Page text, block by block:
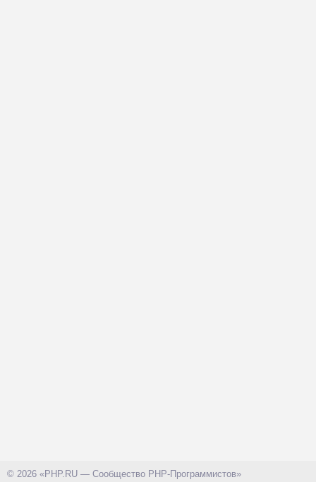
© 2026 «PHP.RU — Сообщество PHP-Программистов»